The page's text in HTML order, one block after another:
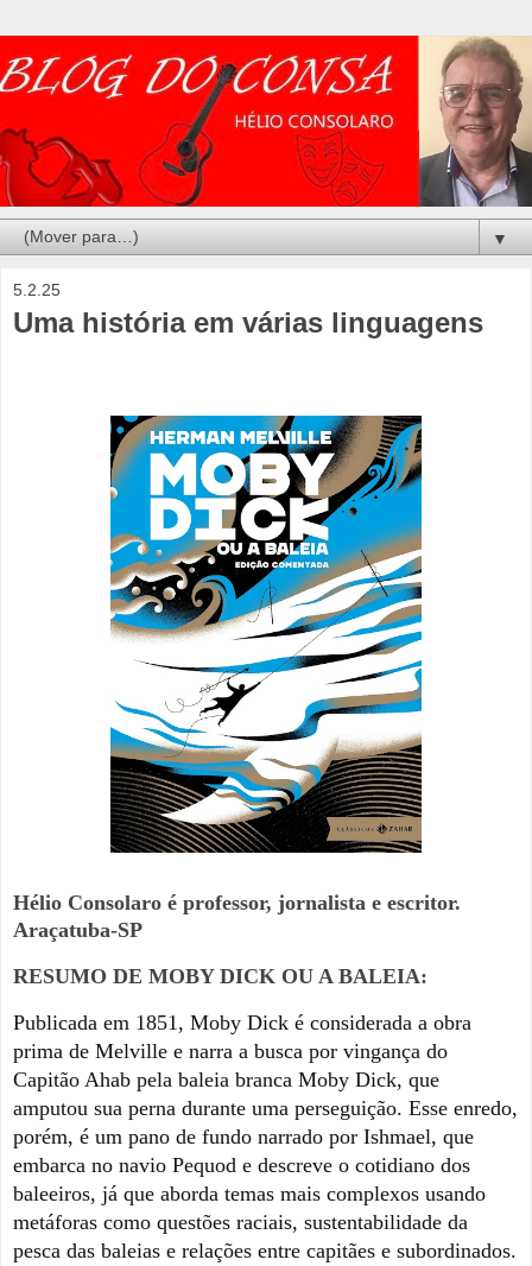
▼
5.2.25
Uma história em várias linguagens
Hélio Consolaro é professor, jornalista e escritor.
Araçatuba-SP
RESUMO DE MOBY DICK OU A BALEIA:
Publicada em 1851, Moby Dick é considerada a obra
prima de Melville e narra a busca por vingança do
Capitão Ahab pela baleia branca Moby Dick, que
amputou sua perna durante uma perseguição. Esse enredo,
porém, é um pano de fundo narrado por Ishmael, que
embarca no navio Pequod e descreve o cotidiano dos
baleeiros, já que aborda temas mais complexos usando
metáforas como questões raciais, sustentabilidade da
pesca das baleias e relações entre capitães e subordinados.